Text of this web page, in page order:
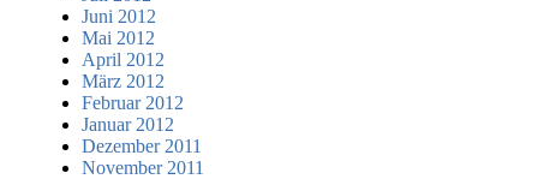
Juni 2012
Mai 2012
April 2012
März 2012
Februar 2012
Januar 2012
Dezember 2011
November 2011